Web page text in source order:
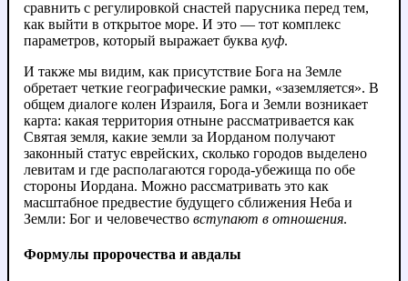
сравнить с регулировкой снастей парусника перед тем,
как выйти в открытое море. И это — тот комплекс
параметров, который выражает буква куф.
И также мы видим, как присутствие Бога на Земле
обретает четкие географические рамки, «заземляется». В
общем диалоге колен Израиля, Бога и Земли возникает
карта: какая территория отныне рассматривается как
Святая земля, какие земли за Иорданом получают
законный статус еврейских, сколько городов выделено
левитам и где располагаются города-убежища по обе
стороны Иордана. Можно рассматривать это как
масштабное предвестие будущего сближения Неба и
Земли: Бог и человечество вступают в отношения.
Формулы пророчества и авдалы